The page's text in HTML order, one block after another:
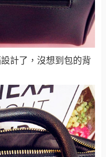
計了，沒想到包的背